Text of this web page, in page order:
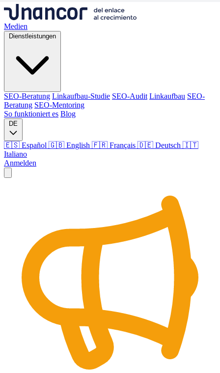
Medien
Dienstleistungen
SEO-Beratung Linkaufbau-Studie SEO-Audit Linkaufbau SEO-
Beratung SEO-Mentoring
So funktioniert es Blog
DE
🇪🇸 Español 🇬🇧 English 🇫🇷 Français 🇩🇪 Deutsch 🇮🇹
Italiano
Anmelden
SEO-Beratung Linkaufbau-Studie Linkaufbau
SEO-
Beratung
SEO-Mentoring
So funktioniert es
Sprache
🇪🇸 ES
🇬🇧 EN 🇫🇷 FR 🇩🇪 DE